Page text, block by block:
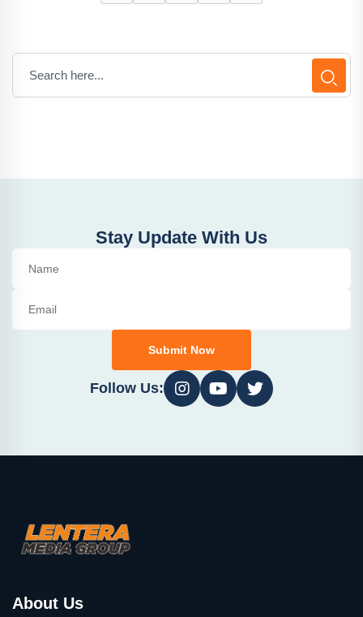
Stay Update With Us
Submit Now
Follow Us:
About Us